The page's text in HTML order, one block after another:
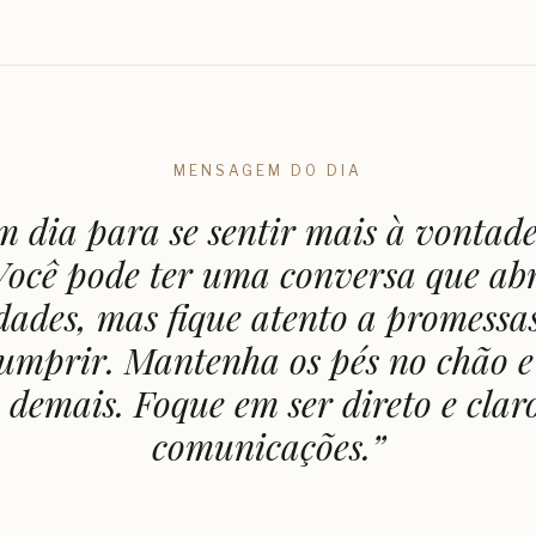
MENSAGEM DO DIA
dia para se sentir mais à
pode ter uma conversa que
mas fique atento a
Mantenha os pés no chão
Foque em ser direto e
comunicações.”